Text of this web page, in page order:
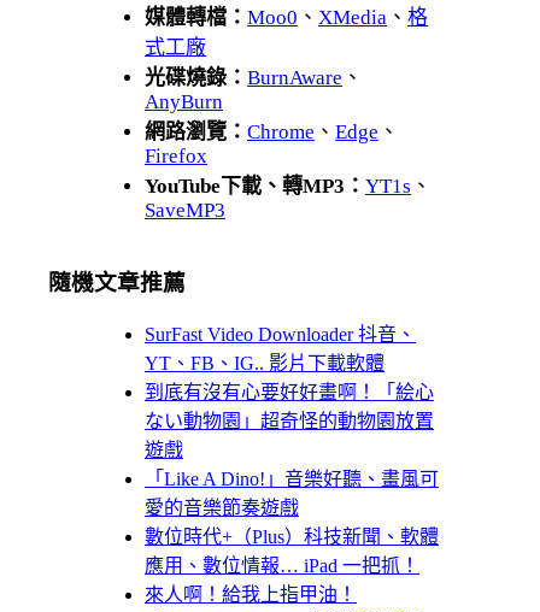
媒體轉檔： Moo0 、 XMedia 、 格
式工廠
光碟燒錄： BurnAware 、
AnyBurn
網路瀏覽： Chrome 、 Edge 、
Firefox
YouTube下載、轉MP3： YT1s 、
SaveMP3
隨機文章推薦
SurFast Video Downloader 抖音、
YT、FB、IG.. 影片下載軟體
到底有沒有心要好好畫啊！「絵心
ない動物園」超奇怪的動物園放置
遊戲
「Like A Dino!」音樂好聽、畫風可
愛的音樂節奏遊戲
數位時代+（Plus）科技新聞、軟體
應用、數位情報… iPad 一把抓！
來人啊！給我上指甲油！